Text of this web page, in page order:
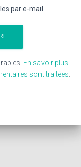
par e-mail.
En savoir plus
sont traitées